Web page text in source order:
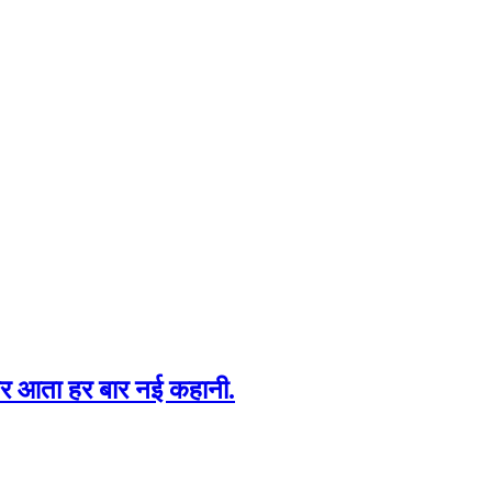
आता हर बार नई कहानी.